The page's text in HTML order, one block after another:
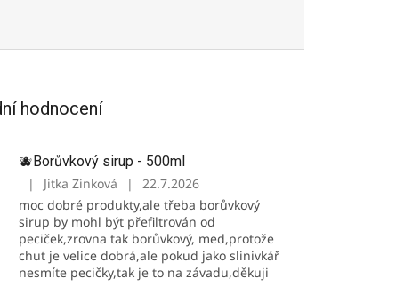
hodnocení
🫐Borůvkový sirup - 500ml
Hodnocení
produktu
je
3
z
5
| Jitka Zinková |
22.7.2026
moc dobré produkty,ale třeba borůvkový
sirup by mohl být přefiltrován od
peciček,zrovna tak borůvkový, med,protože
chut je velice dobrá,ale pokud jako slinivkář
nesmíte pecičky,tak je to na závadu,děkuji